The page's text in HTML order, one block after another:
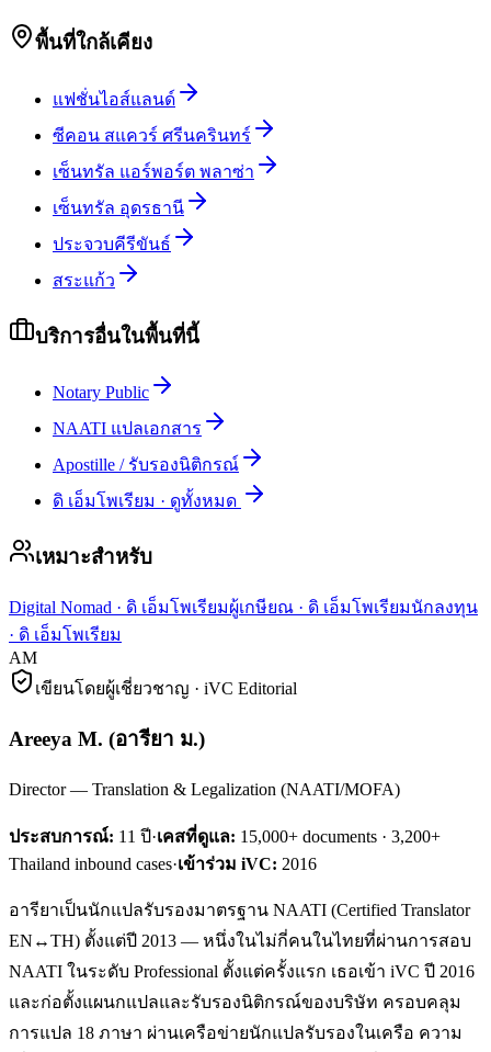
พื้นที่ใกล้เคียง
แฟชั่นไอส์แลนด์
ซีคอน สแควร์ ศรีนครินทร์
เซ็นทรัล แอร์พอร์ต พลาซ่า
เซ็นทรัล อุดรธานี
ประจวบคีรีขันธ์
สระแก้ว
บริการอื่นในพื้นที่นี้
Notary Public
NAATI แปลเอกสาร
Apostille / รับรองนิติกรณ์
ดิ เอ็มโพเรียม · ดูทั้งหมด
เหมาะสำหรับ
Digital Nomad · ดิ เอ็มโพเรียมผู้เกษียณ · ดิ เอ็มโพเรียมนักลงทุน
· ดิ เอ็มโพเรียม
AM
เขียนโดยผู้เชี่ยวชาญ · iVC Editorial
Areeya M. (อารียา ม.)
Director — Translation & Legalization (NAATI/MOFA)
ประสบการณ์: 11 ปี·เคสที่ดูแล: 15,000+ documents · 3,200+
Thailand inbound cases·เข้าร่วม iVC: 2016
อารียาเป็นนักแปลรับรองมาตรฐาน NAATI (Certified Translator
EN↔TH) ตั้งแต่ปี 2013 — หนึ่งในไม่กี่คนในไทยที่ผ่านการสอบ
NAATI ในระดับ Professional ตั้งแต่ครั้งแรก เธอเข้า iVC ปี 2016
และก่อตั้งแผนกแปลและรับรองนิติกรณ์ของบริษัท ครอบคลุม
การแปล 18 ภาษา ผ่านเครือข่ายนักแปลรับรองในเครือ ความ